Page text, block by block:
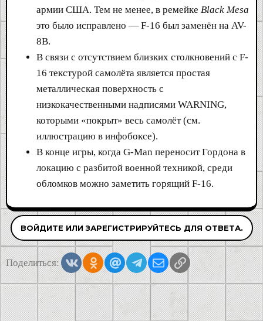
армии США. Тем не менее, в ремейке Black Mesa
это было исправлено — F-16 был заменён на AV-
8B.
В связи с отсутствием близких столкновений с F-
16 текстурой самолёта является простая
металлическая поверхность с
низкокачественными надписями WARNING,
которыми «покрыт» весь самолёт (см.
иллюстрацию в инфобоксе).
В конце игры, когда G-Man переносит Гордона в
локацию с разбитой военной техникой, среди
обломков можно заметить горящий F-16.
ВОЙДИТЕ ИЛИ ЗАРЕГИСТРИРУЙТЕСЬ ДЛЯ ОТВЕТА.
Поделиться: VkontakteOdnoklassniki
Mail.ruTelegramЭлектронная почта
Ссылка